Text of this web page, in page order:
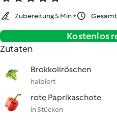
Zubereitung 5 Min
Kostenlos
Zutaten
Brokkoliröschen
halbiert
rote Paprikaschote
in Stücken